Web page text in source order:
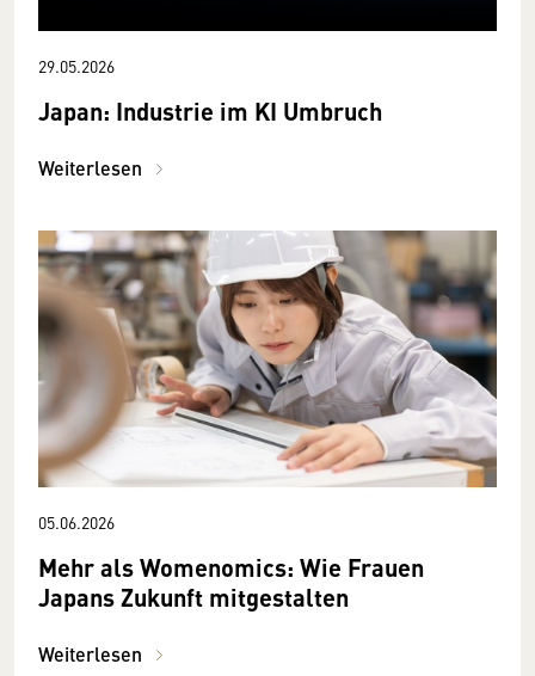
29.05.2026
Japan: Industrie im KI Umbruch
Weiterlesen
05.06.2026
Mehr als Womenomics: Wie Frauen
Japans Zukunft mitgestalten
Weiterlesen